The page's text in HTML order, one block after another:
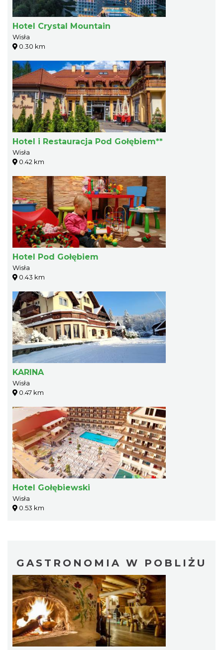
Hotel Crystal Mountain
Wisła
0.30 km
Hotel i Restauracja Pod Gołębiem**
Wisła
0.42 km
Hotel Pod Gołębiem
Wisła
0.43 km
KARINA
Wisła
0.47 km
Hotel Gołębiewski
Wisła
0.53 km
GASTRONOMIA W POBLIŻU